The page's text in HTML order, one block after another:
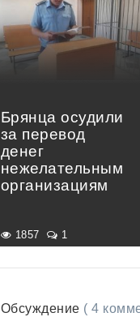
Брянца осудили
за перевод
денег
нежелательным
организациям
1857 1
Обсуждение ( 4